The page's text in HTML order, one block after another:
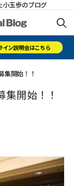
小玉歩のブログ
イン説明会はこちら
集開始！！
開始！！